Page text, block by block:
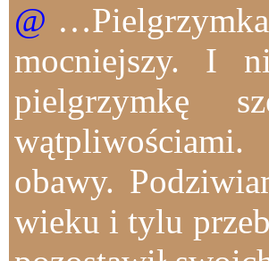
@ …Pielgrzymka
mocniejszy. I
pielgrzymkę
obawy.
wieku i tylu